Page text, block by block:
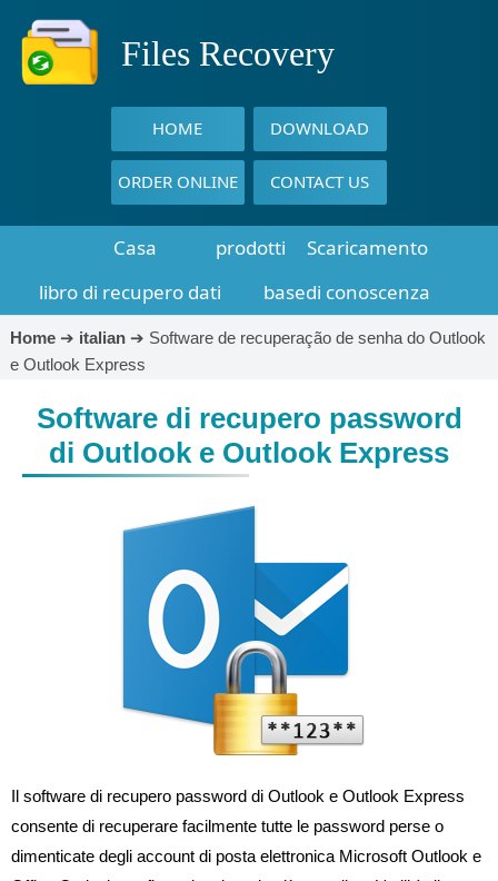
Files Recovery
HOME DOWNLOAD
ORDER ONLINE CONTACT US
Casa prodotti
Scaricamento
libro di recupero dati
basedi conoscenza
Home➔ italian➔ Software de recuperação de senha do Outlook
e Outlook Express
Software di recupero password
di Outlook e Outlook Express
Il software di recupero password di Outlook e Outlook Express
consente di recuperare facilmente tutte le password perse o
dimenticate degli account di posta elettronica Microsoft Outlook e